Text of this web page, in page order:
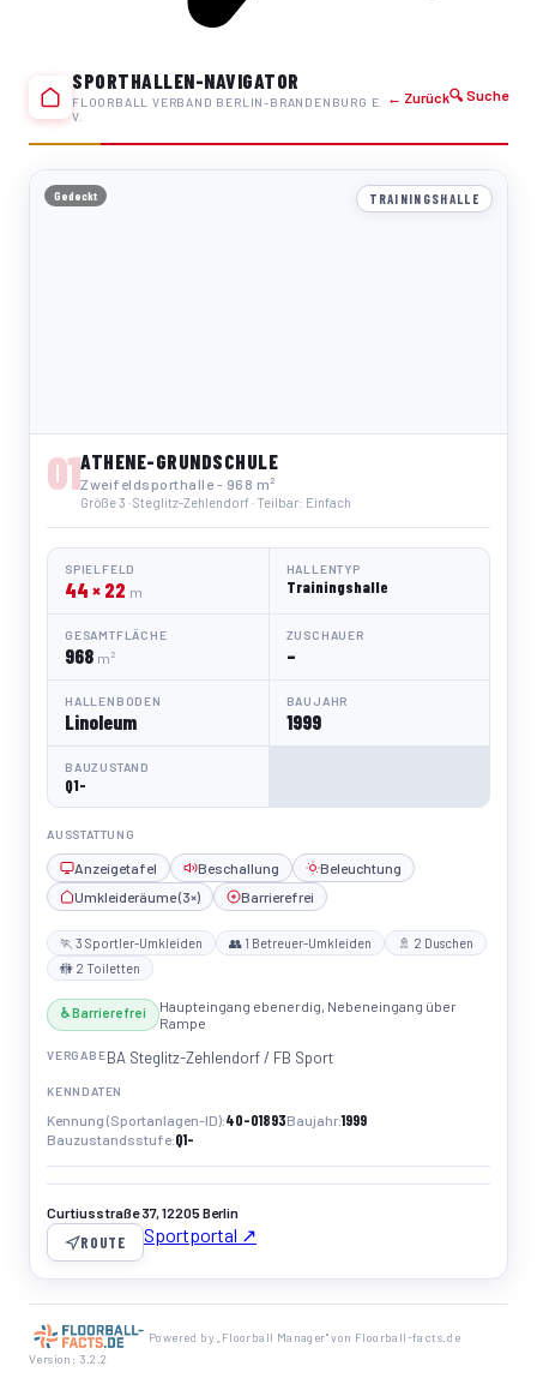
SPORTHALLEN-NAVIGATOR
FLOORBALL VERBAND BERLIN-BRANDENBURG E.
V.
← Zurück🔍 Suche
TRAININGSHALLE
Gedeckt
01ATHENE-GRUNDSCHULE
Zweifeldsporthalle - 968 m²
Größe 3 · Steglitz-Zehlendorf · Teilbar: Einfach
SPIELFELD
44 × 22 m
HALLENTYP
Trainingshalle
GESAMTFLÄCHE
968 m²
ZUSCHAUER
–
HALLENBODEN
Linoleum
BAUJAHR
1999
BAUZUSTAND
Q1-
AUSSTATTUNG
Anzeigetafel Beschallung
Beleuchtung
Umkleideräume (3×)
Barrierefrei
🏃 3 Sportler-Umkleiden 👥 1 Betreuer-Umkleiden
🚿 2 Duschen
🚻 2 Toiletten
♿ Barrierefrei
Haupteingang ebenerdig, Nebeneingang über
Rampe
VERGABEBA Steglitz-Zehlendorf / FB Sport
KENNDATEN
Kennung (Sportanlagen-ID) 40-01893Baujahr 1999
Bauzustandsstufe Q1-
Curtiusstraße 37, 12205 Berlin
ROUTE Sportportal ↗
Powered by „Floorball Manager" von Floorball-facts.de
Version: 3.2.2